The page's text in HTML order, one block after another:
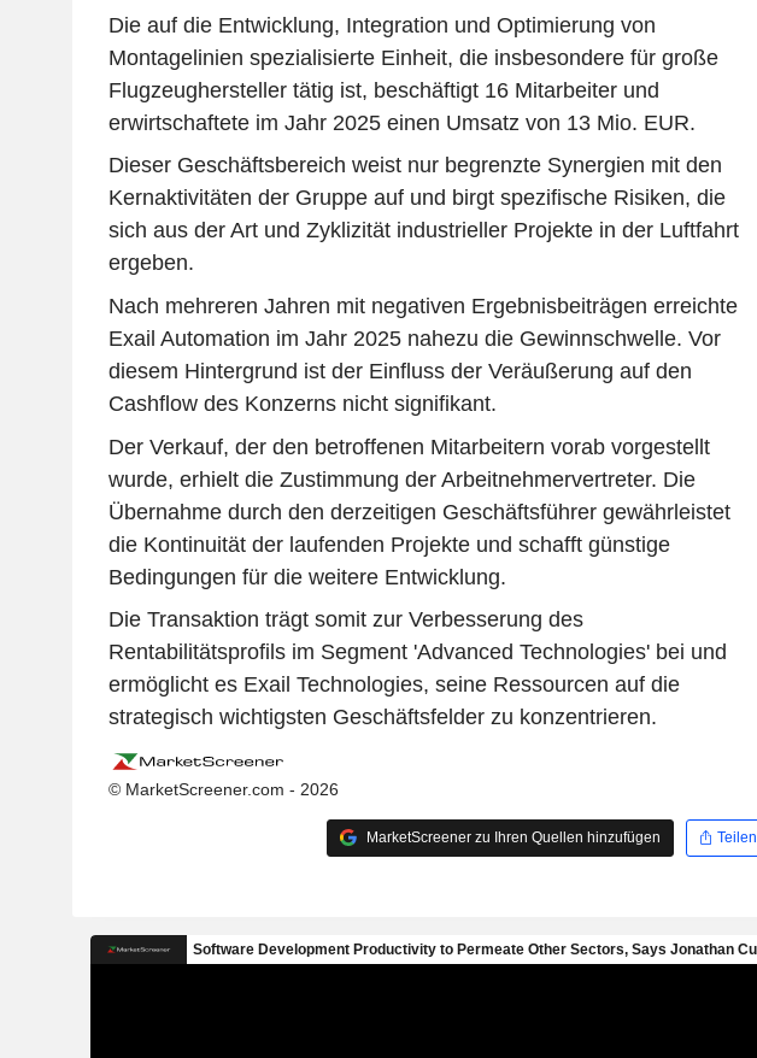
Die auf die Entwicklung, Integration und Optimierung von
Montagelinien spezialisierte Einheit, die insbesondere für große
Flugzeughersteller tätig ist, beschäftigt 16 Mitarbeiter und
erwirtschaftete im Jahr 2025 einen Umsatz von 13 Mio. EUR.
Dieser Geschäftsbereich weist nur begrenzte Synergien mit den
Kernaktivitäten der Gruppe auf und birgt spezifische Risiken, die
sich aus der Art und Zyklizität industrieller Projekte in der Luftfahrt
ergeben.
Nach mehreren Jahren mit negativen Ergebnisbeiträgen erreichte
Exail Automation im Jahr 2025 nahezu die Gewinnschwelle. Vor
diesem Hintergrund ist der Einfluss der Veräußerung auf den
Cashflow des Konzerns nicht signifikant.
Der Verkauf, der den betroffenen Mitarbeitern vorab vorgestellt
wurde, erhielt die Zustimmung der Arbeitnehmervertreter. Die
Übernahme durch den derzeitigen Geschäftsführer gewährleistet
die Kontinuität der laufenden Projekte und schafft günstige
Bedingungen für die weitere Entwicklung.
Die Transaktion trägt somit zur Verbesserung des
Rentabilitätsprofils im Segment 'Advanced Technologies' bei und
ermöglicht es Exail Technologies, seine Ressourcen auf die
strategisch wichtigsten Geschäftsfelder zu konzentrieren.
© MarketScreener.com - 2026
MarketScreener zu Ihren Quellen hinzufügen Teilen